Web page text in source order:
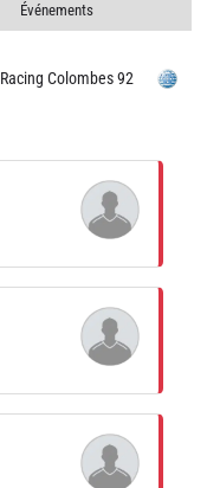
Événements
Racing Colombes 92